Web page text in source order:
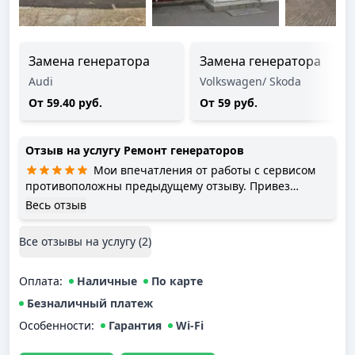
Замена генератора
Audi
От 59.40 руб.
Замена генератора
Volkswagen/ Skoda
От 59 руб.
Отзыв на услугу Ремонт генераторов
Мои впечатления от работы с сервисом
противоположны предыдущему отзыву. Привез
машину на эвакуаторе в среду вечером с проблемой в
Огласили стоимость снятия-установки, согласовали.
самого генератора. В пятницу днем машина была
готова. Старые части генератора положили в машину.
На стоянке и внутри самого сервиса при мне были
свежие ауди, явно моложе 15 лет. Проездил все
Весь отзыв
Все отзывы на услугу (2)
Оплата: Наличные
По карте
Безналичный платеж
Особенности:
Гарантия Wi-Fi